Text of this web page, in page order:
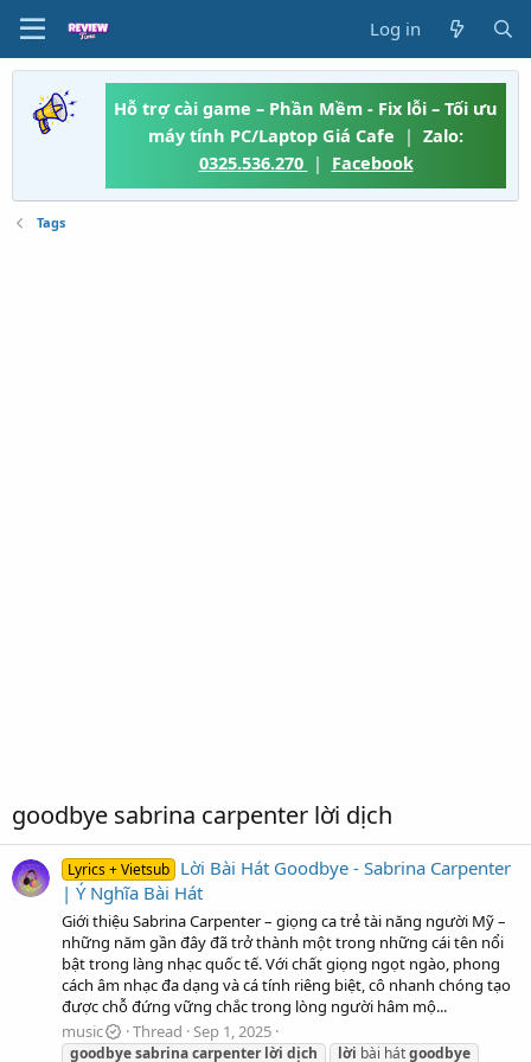
Log in
Hỗ trợ cài game – Phần Mềm - Fix lỗi – Tối ưu
máy tính PC/Laptop Giá Cafe | Zalo:
0325.536.270 | Facebook
Tags
goodbye sabrina carpenter lời dịch
Lyrics + Vietsub Lời Bài Hát Goodbye - Sabrina Carpenter
| Ý Nghĩa Bài Hát
Giới thiệu Sabrina Carpenter – giọng ca trẻ tài năng người Mỹ –
những năm gần đây đã trở thành một trong những cái tên nổi
bật trong làng nhạc quốc tế. Với chất giọng ngọt ngào, phong
cách âm nhạc đa dạng và cá tính riêng biệt, cô nhanh chóng tạo
được chỗ đứng vững chắc trong lòng người hâm mộ...
music
Thread Sep 1, 2025
goodbyesabrinacarpenter lời dịch lời bài hátgoodbye